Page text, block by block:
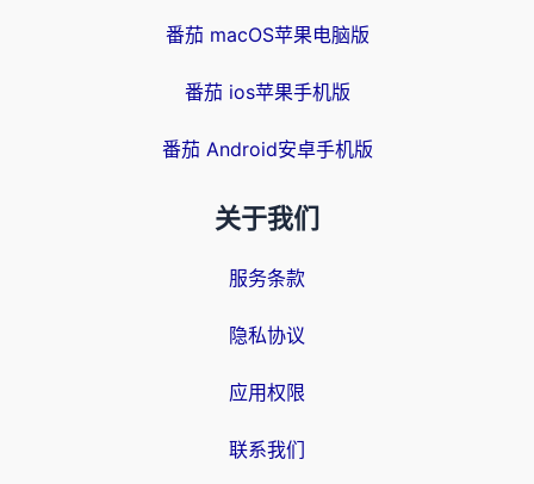
番茄 macOS苹果电脑版
番茄 ios苹果手机版
番茄 Android安卓手机版
关于我们
服务条款
隐私协议
应用权限
联系我们